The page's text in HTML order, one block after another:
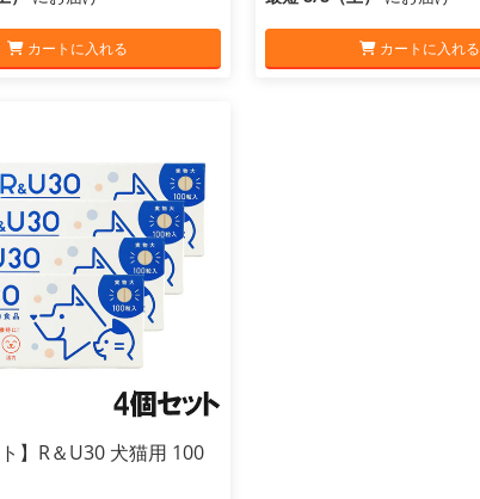
カートに入れる カートに入れる
ト】R＆U30 犬猫用 100